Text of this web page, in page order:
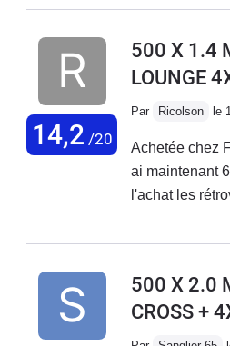
de route.
voiture vieillit
déconner et
de leurs
J'adore ma
coûts de
cesse... Je
14,2 /20
500 X 1.4
LOUNGE
Par Ricolson le
Achetée chez
ai maintenant
l'achat les
en
mode
en
500 X 2.0
CROSS +